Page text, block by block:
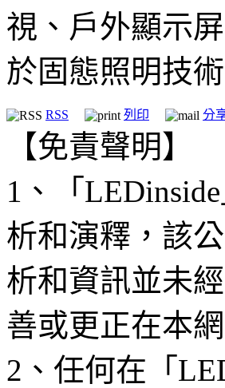
視、戶外顯示
於固態照明技
RSS 列印 分
【免責聲明】
1、「
析和演釋，該
析和資訊並未
善或更正在本
2、任何在「